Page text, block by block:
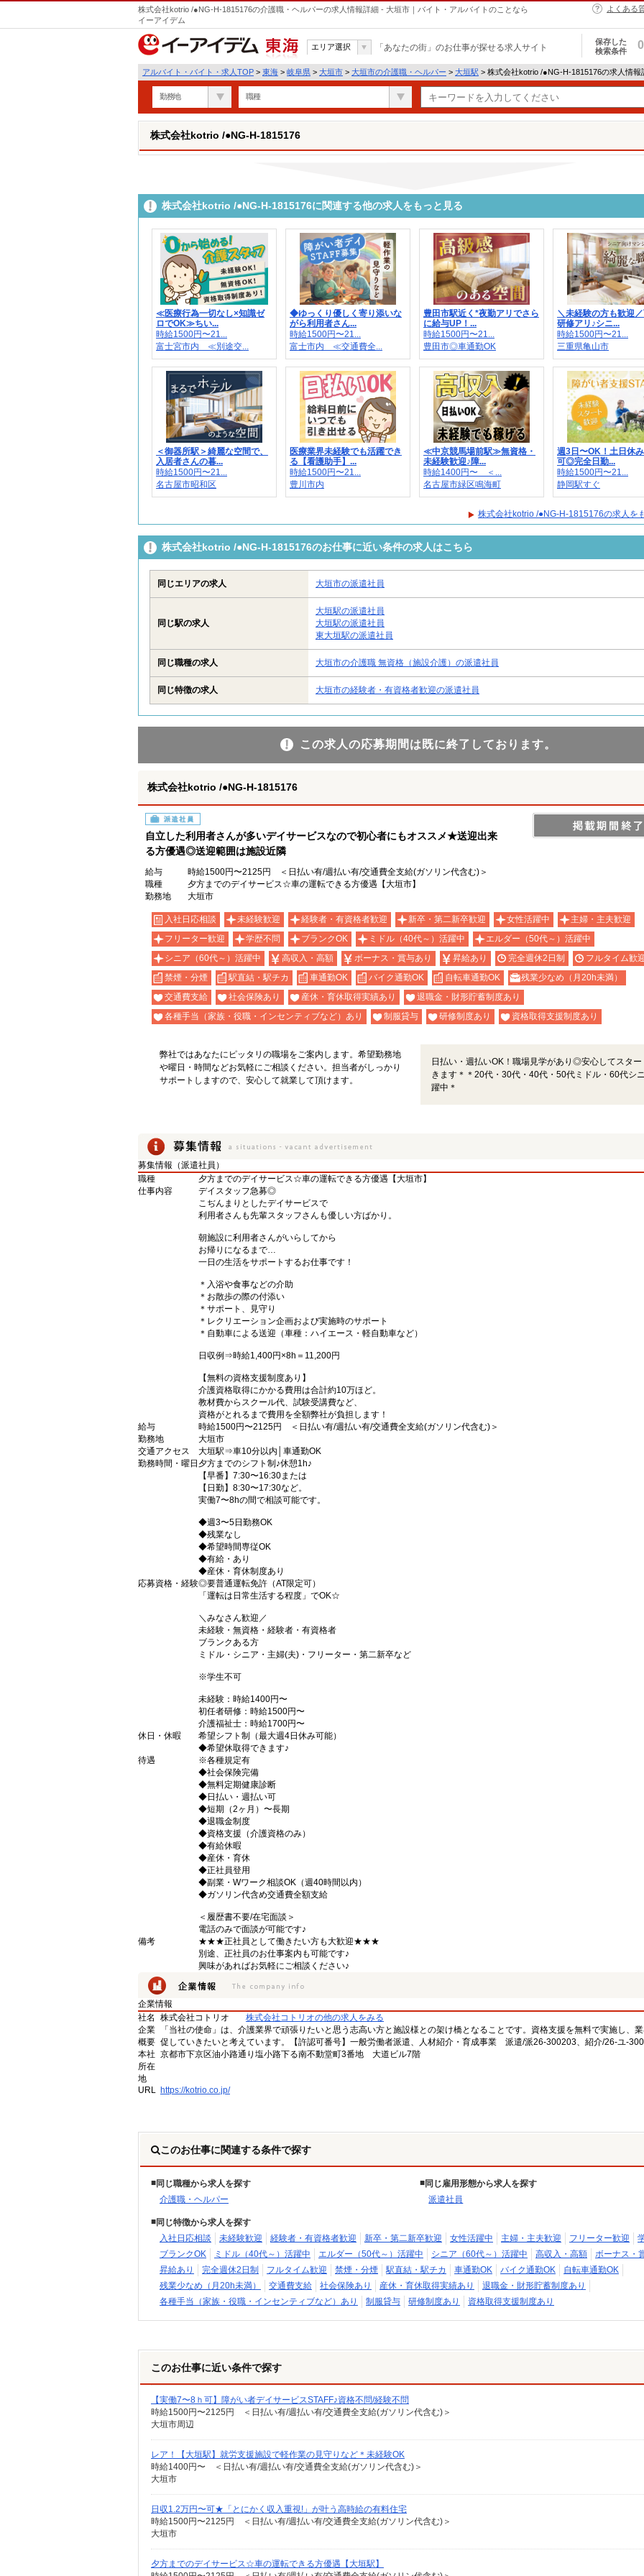
株式会社kotrio /●NG-H-1815176の介護職・ヘルパーの求人情報詳細 - 大垣市｜バイト・アルバイトのことなら
イーアイデム
よくある
東海
エリア選択 「あなたの街」のお仕事が探せる求人サイト
保存した
検索条件
0
アルバイト・バイト・求人TOP > 東海 > 岐阜県 > 大垣市 > 大垣市の介護職・ヘルパー > 大垣駅 > 株式会社kotrio /●NG-H-1815176の求人情報
勤務地 職種
株式会社kotrio /●NG-H-1815176
株式会社kotrio /●NG-H-1815176に関連する他の求人をもっと見る
≪医療行為一切なし×知識ゼ
ロでOK≫ちい...
時給1500円〜21...
富士宮市内 ≪別途交...
◆ゆっくり優しく寄り添いな
がら利用者さん...
時給1500円〜21...
富士市内 ≪交通費全...
豊田市駅近く*夜勤アリでさら
に給与UP！...
時給1500円〜21...
豊田市◎車通勤OK
＼未経験の方も歓迎
研修アリ♪シニ...
時給1500円〜21...
三重県亀山市
＜御器所駅＞綺麗な空間で、
入居者さんの暮...
時給1500円〜21...
名古屋市昭和区
医療業界未経験でも活躍でき
る【看護助手】...
時給1500円〜21...
豊川市内
≪中京競馬場前駅≫無資格・
未経験歓迎♪障...
時給1400円〜 ＜...
名古屋市緑区鳴海町
週3日〜OK！土日休
可◎完全日勤...
時給1500円〜21...
静岡駅すぐ
株式会社kotrio /●NG-H-1815176の求人を
株式会社kotrio /●NG-H-1815176のお仕事に近い条件の求人はこちら
同じエリアの求人 大垣市の派遣社員
同じ駅の求人
大垣駅の派遣社員
大垣駅の派遣社員
東大垣駅の派遣社員
同じ職種の求人 大垣市の介護職 無資格（施設介護）の派遣社員
同じ特徴の求人 大垣市の経験者・有資格者歓迎の派遣社員
この求人の応募期間は既に終了しております。
株式会社kotrio /●NG-H-1815176
派遣社員
自立した利用者さんが多いデイサービスなので初心者にもオススメ★送迎出来
る方優遇◎送迎範囲は施設近隣
給与
時給1500円〜2125円 ＜日払い有/週払い有/交通費全支給(ガソリン代含む)＞
職種
夕方までのデイサービス☆車の運転できる方優遇【大垣市】
勤務地
大垣市
入社日応相談 未経験歓迎 経験者・有資格者歓迎 新卒・第二新卒歓迎 女性活躍中
主婦・主夫歓迎
フリーター歓迎
学歴不問 ブランクOK ミドル（40代～）活躍中
エルダー（50代～）活躍中
シニア（60代～）活躍中
高収入・高額 ボーナス・賞与あり 昇給あり 完全週休2日制
フルタイム歓
禁煙・分煙
駅直結・駅チカ 車通勤OK バイク通勤OK 自転車通勤OK
残業少なめ（月20h未満）
交通費支給
社会保険あり 産休・育休取得実績あり
退職金・財形貯蓄制度あり
各種手当（家族・役職・インセンティブなど）あり
制服貸与 研修制度あり 資格取得支援制度あり
弊社ではあなたにピッタリの職場をご案内します。希望勤務地
や曜日・時間などお気軽にご相談ください。担当者がしっかり
サポートしますので、安心して就業して頂けます。
日払い・週払いOK！職場見学があり◎安心してスター
きます＊＊20代・30代・40代・50代ミドル・60代シ
躍中＊
募集情報（派遣社員）
職種
夕方までのデイサービス☆車の運転できる方優遇【大垣市】
仕事内容
デイスタッフ急募◎
こぢんまりとしたデイサービスで
利用者さんも先輩スタッフさんも優しい方ばかり。
朝施設に利用者さんがいらしてから
お帰りになるまで…
一日の生活をサポートするお仕事です！
＊入浴や食事などの介助
＊お散歩の際の付添い
＊サポート、見守り
＊レクリエーション企画および実施時のサポート
＊自動車による送迎（車種：ハイエース・軽自動車など）
日収例⇒時給1,400円×8h＝11,200円
【無料の資格支援制度あり】
介護資格取得にかかる費用は合計約10万ほど。
教材費からスクール代、試験受講費など、
資格がとれるまで費用を全額弊社が負担します！
給与
時給1500円〜2125円 ＜日払い有/週払い有/交通費全支給(ガソリン代含む)＞
勤務地
大垣市
交通アクセス
大垣駅⇒車10分以内│車通勤OK
勤務時間・曜日 夕方までのシフト制♪休憩1h♪
【早番】7:30〜16:30または
【日勤】8:30〜17:30など。
実働7〜8hの間で相談可能です。
◆週3〜5日勤務OK
◆残業なし
◆希望時間専従OK
◆有給・あり
◆産休・育休制度あり
応募資格・経験◎要普通運転免許（AT限定可）
「運転は日常生活する程度」でOK☆
＼みなさん歓迎／
未経験・無資格・経験者・有資格者
ブランクある方
ミドル・シニア・主婦(夫)・フリーター・第二新卒など
※学生不可
未経験：時給1400円〜
初任者研修：時給1500円〜
介護福祉士：時給1700円〜
休日・休暇
希望シフト制（最大週4日休み可能）
◆希望休取得できます♪
待遇
※各種規定有
◆社会保険完備
◆無料定期健康診断
◆日払い・週払い可
◆短期（2ヶ月）〜長期
◆退職金制度
◆資格支援（介護資格のみ）
◆有給休暇
◆産休・育休
◆正社員登用
◆副業・Wワーク相談OK（週40時間以内）
◆ガソリン代含め交通費全額支給
＜履歴書不要/在宅面談＞
電話のみで面談が可能です♪
備考
★★★正社員として働きたい方も大歓迎★★★
別途、正社員のお仕事案内も可能です♪
興味があればお気軽にご相談ください♪
企業情報
社名
株式会社コトリオ
株式会社コトリオの他の求人をみる
企業
概要
「当社の使命」は、介護業界で頑張りたいと思う志高い方と施設様との架け橋となることです。資格支援を無料で実施し、
促していきたいと考えています。【許認可番号】一般労働者派遣、人材紹介・育成事業 派遣/派26-300203、紹介/26-ユ-
本社
所在
地
京都市下京区油小路通り塩小路下る南不動堂町3番地 大道ビル7階
URL https://kotrio.co.jp/
このお仕事に関連する条件で探す
同じ職種から求人を探す
介護職・ヘルパー
同じ雇用形態から求人を探す
派遣社員
同じ特徴から求人を探す
入社日応相談
未経験歓迎 経験者・有資格者歓迎 新卒・第二新卒歓迎 女性活躍中 主婦・主夫歓迎 フリーター歓迎
ブランクOK
ミドル（40代～）活躍中 エルダー（50代～）活躍中 シニア（60代～）活躍中 高収入・高額
ボーナス・
昇給あり
完全週休2日制 フルタイム歓迎 禁煙・分煙 駅直結・駅チカ 車通勤OK バイク通勤OK
自転車通勤OK
残業少なめ（月20h未満）
交通費支給 社会保険あり 産休・育休取得実績あり
退職金・財形貯蓄制度あり
各種手当（家族・役職・インセンティブなど）あり
制服貸与 研修制度あり 資格取得支援制度あり
このお仕事に近い条件で探す
【実働7〜8ｈ可】障がい者デイサービスSTAFF♪資格不問/経験不問
時給1500円〜2125円 ＜日払い有/週払い有/交通費全支給(ガソリン代含む)＞
大垣市周辺
レア！【大垣駅】就労支援施設で軽作業の見守りなど＊未経験OK
時給1400円〜 ＜日払い有/週払い有/交通費全支給(ガソリン代含む)＞
大垣市
日収1.2万円〜可★「とにかく収入重視!」が叶う高時給の有料住宅
時給1500円〜2125円 ＜日払い有/週払い有/交通費全支給(ガソリン代含む)＞
大垣市
夕方までのデイサービス☆車の運転できる方優遇【大垣駅】